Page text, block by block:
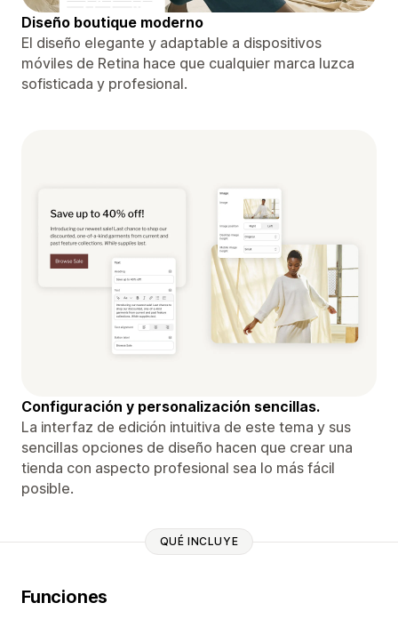
Diseño boutique moderno
El diseño elegante y adaptable a dispositivos
móviles de Retina hace que cualquier marca luzca
sofisticada y profesional.
Configuración y personalización sencillas.
La interfaz de edición intuitiva de este tema y sus
sencillas opciones de diseño hacen que crear una
tienda con aspecto profesional sea lo más fácil
posible.
QUÉ INCLUYE
Funciones